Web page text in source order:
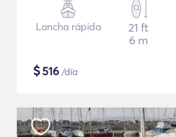
Lancha rápida
21 ft
6 m
$516 /día